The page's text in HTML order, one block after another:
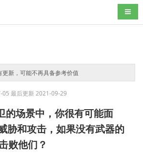
导航
新，可能不再具备参考价值
05 最后更新 2021-09-29
场景中，你很有可能面
胁和攻击，如果没有武器的
败他们？